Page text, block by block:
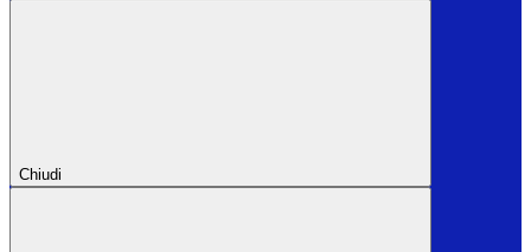
Chiudi